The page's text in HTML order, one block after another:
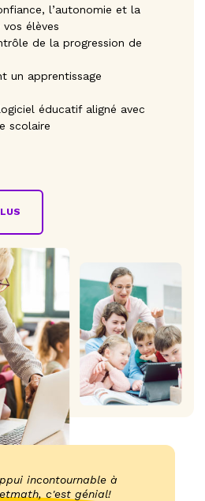
l’autonomie et la
élèves
de la progression de
un apprentissage
éducatif aligné avec
scolaire
incontournable à
c'est génial!